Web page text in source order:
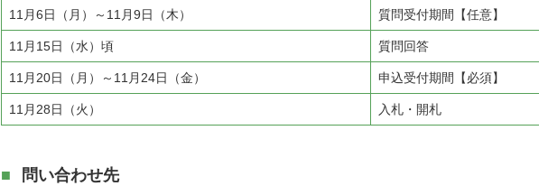
11月6日（月）～11月9日（木） 質問受付期間【任意】
11月15日（水）頃 質問回答
11月20日（月）～11月24日（金） 申込受付期間【必須】
11月28日（火） 入札・開札
問い合わせ先